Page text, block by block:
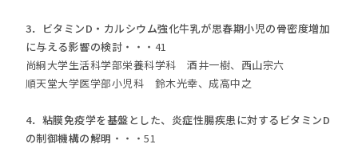
3．ビタミンD・カルシウム強化牛乳が思春期小児の骨密度増加
に与える影響の検討 ・・・41
尚絅大学生活科学部栄養科学科 酒井一樹、西山宗六
順天堂大学医学部小児科 鈴木光幸、成高中之
4．粘膜免疫学を基盤とした、炎症性腸疾患に対するビタミンD
の制御機構の解明 ・・・51